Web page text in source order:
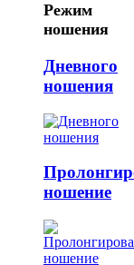
Режим
ношения
Дневного
ношения
ношение